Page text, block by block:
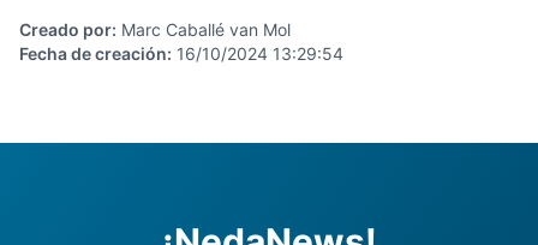
Creado por: Marc Caballé van Mol
Fecha de creación: 16/10/2024 13:29:54